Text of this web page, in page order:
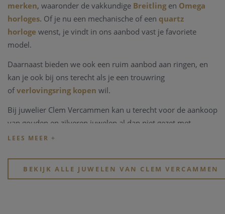
merken, waaronder de vakkundige Breitling en Omega
horloges. Of je nu een mechanische of een quartz
horloge wenst, je vindt in ons aanbod vast je favoriete
model.
Daarnaast bieden we ook een ruim aanbod aan ringen, en
kan je ook bij ons terecht als je een trouwring
ofverlovingsring kopen wil.
Bij juwelier Clem Vercammen kan u terecht voor de aankoop
van gouden en zilveren juwelen al dan niet gezet met
edelstenen, kleurstenen of in combinaties met parels.
onze physieke winkel in hartje Heist-op-den-Berg.
BEKIJK ALLE JUWELEN VAN CLEM VERCAMMEN